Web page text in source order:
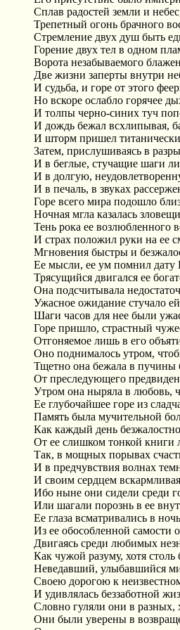
Сплав радостей земли и
Трепетный огонь брачного
Стремление двух душ быть
Горение двух тел в одном
Ворота незабываемого
Две жизни заперты внутри
И судьба, и горе от этого
Но вскоре ослабло горячее
И толпы черно-синих туч
И дождь бежал всхлипывая,
И шторм пришел
Затем, прислушиваясь в
И в беглые, стучащие шаги
И в долгую,
И в печаль, в звуках
Горе всего мира подошло
Ночная мгла казалась
Тень рока ее возлюбленного
И страх положил руки на ее
Мгновения быстры и
Ее мысли, ее ум помнил дату
Трясущийся двигался ее
Она подсчитывала
Ужасное ожидание стучало ей
Шаги часов для нее были
Горе пришло, страстный
Отгоняемое лишь в его
Оно поднималось утром,
Тщетно она бежала в пучины
От преследующего
Утром она ныряла в любовь,
Ее глубочайшее горе из
Память была мучительной
Как каждый день
От ее слишком тонкой книги
Так, в мощных порывах
И в предчувствия волнах
И своим сердцем
Ибо ныне они сидели среди
Или шагали порознь в ее
Ее глаза всматривались в
Из ее обособленной самости
Двигаясь среди любимых
Как чужой разуму, хотя столь
Неведавший, улыбавшийся
Своею дорогою к
И удивлялась беззаботной
Словно гуляли они в разных,
Они были уверены в